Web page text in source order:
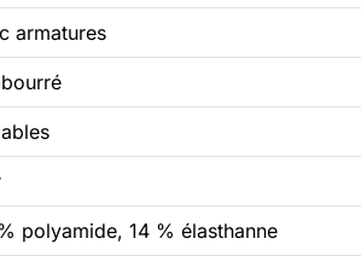
armatures
polyamide, 14 % élasthanne